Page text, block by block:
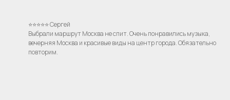
⭐⭐⭐⭐⭐ Сергей
Выбрали маршрут Москва не спит. Очень понравились музыка,
вечерняя Москва и красивые виды на центр города. Обязательно
повторим.